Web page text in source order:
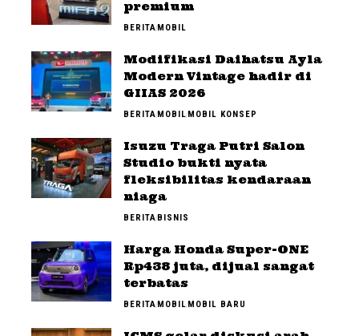
premium
BERITAMOBIL
Modifikasi Daihatsu Ayla
Modern Vintage hadir di
GIIAS 2026
BERITAMOBILMOBIL KONSEP
Isuzu Traga Putri Salon
Studio bukti nyata
fleksibilitas kendaraan
niaga
BERITABISNIS
Harga Honda Super-ONE
Rp438 juta, dijual sangat
terbatas
BERITAMOBILMOBIL BARU